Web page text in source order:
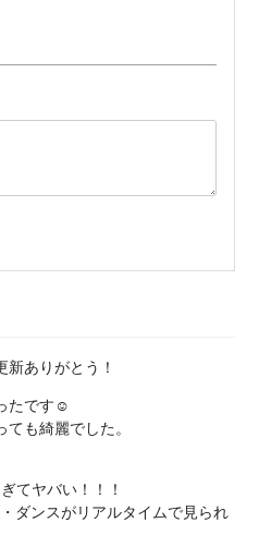
ありがとう！
たです☺️
も綺麗でした。
てヤバい！！！
ダンスがリアルタイムで見られ